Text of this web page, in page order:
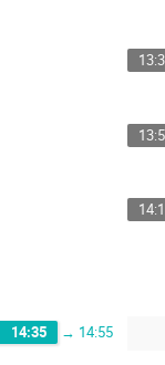
14:35 → 14:55